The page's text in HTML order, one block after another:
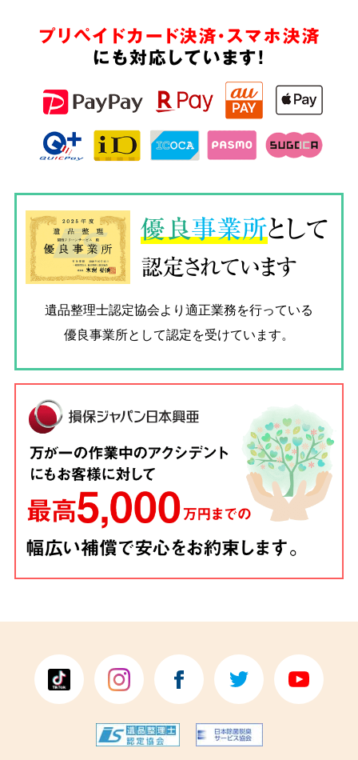
プリペイドカード決済・スマホ決済
にも対応しています!
優良事業所として
認定されています
遺品整理士認定協会より適正業務を行っている
優良事業所として認定を受けています。